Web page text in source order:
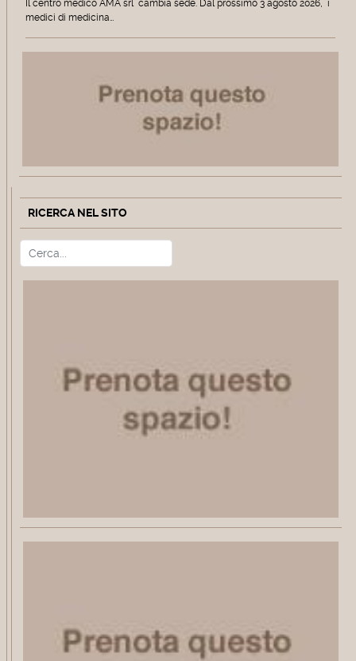
Il centro medico AMA srl cambia sede. Dal prossimo 3 agosto 2026, i
medici di medicina…
RICERCA NEL SITO
Cerca Type 2 or more characters for